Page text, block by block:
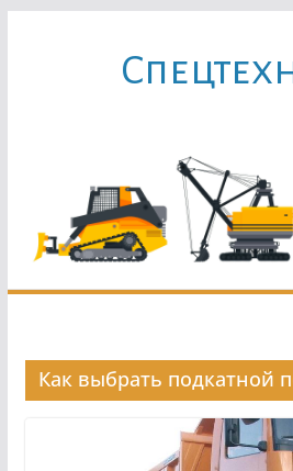
содержимому
Как выбрать подкатной